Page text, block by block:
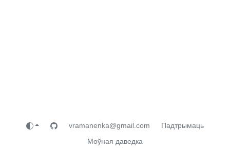
vramanenka@gmail.com
Падтрымаць
Моўная даведка